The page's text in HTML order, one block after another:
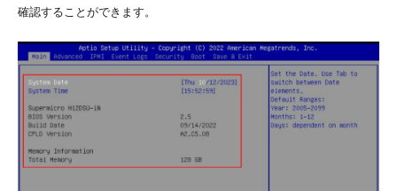
確認することができます。